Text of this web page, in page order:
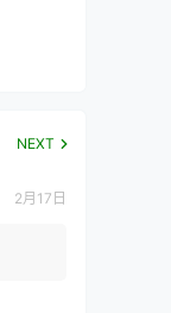
NEXT
2月17日